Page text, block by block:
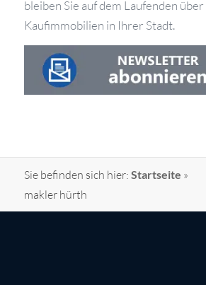
bleiben Sie auf dem Laufenden
Kaufimmobilien in Ihrer Stadt.
Sie befinden sich hier: Startseite »
makler hürth